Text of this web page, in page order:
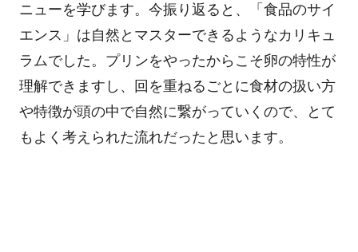
ニューを学びます。今振り返ると、「食品のサイ
エンス」は自然とマスターできるようなカリキュ
ラムでした。プリンをやったからこそ卵の特性が
理解できますし、回を重ねるごとに食材の扱い方
や特徴が頭の中で自然に繋がっていくので、とて
もよく考えられた流れだったと思います。